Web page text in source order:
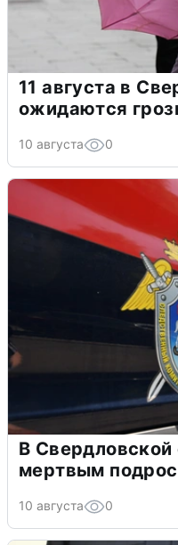
11 августа в
ожидаются
10 августа 0
В
мертвым
10 августа 0